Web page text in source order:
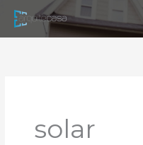
para
solar